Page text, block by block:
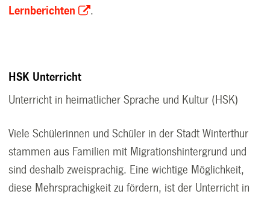
Lernberichten
.
HSK Unterricht
Unterricht in heimatlicher Sprache und Kultur (HSK)
Viele Schülerinnen und Schüler in der Stadt Winterthur
stammen aus Familien mit Migrationshintergrund und
sind deshalb zweisprachig. Eine wichtige Möglichkeit,
diese Mehrsprachigkeit zu fördern, ist der Unterricht in